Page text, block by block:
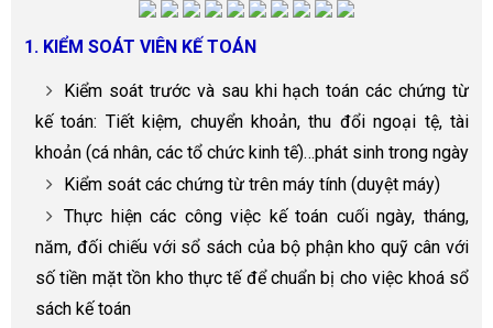
1. KIỂM SOÁT VIÊN KẾ TOÁN
Kiểm soát trước và sau khi hạch toán các chứng từ
kế toán: Tiết kiệm, chuyển khoản, thu đổi ngoại tệ, tài
khoản (cá nhân, các tổ chức kinh tế)…phát sinh trong ngày
Kiểm soát các chứng từ trên máy tính (duyệt máy)
Thực hiện các công việc kế toán cuối ngày, tháng,
năm, đối chiếu với sổ sách của bộ phận kho quỹ cân với
số tiền mặt tồn kho thực tế để chuẩn bị cho việc khoá sổ
sách kế toán